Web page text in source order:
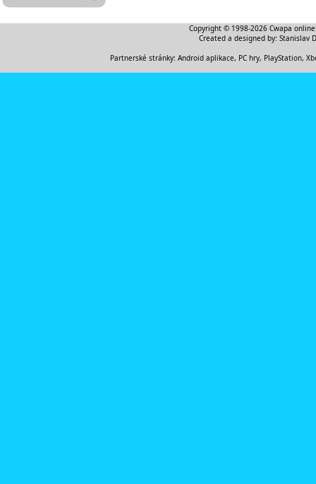
Copyright © 1998-2026 Cwapa
Created a designed by: Stanislav
Partnerské stránky: Android aplikace, PC hry, PlayStation,